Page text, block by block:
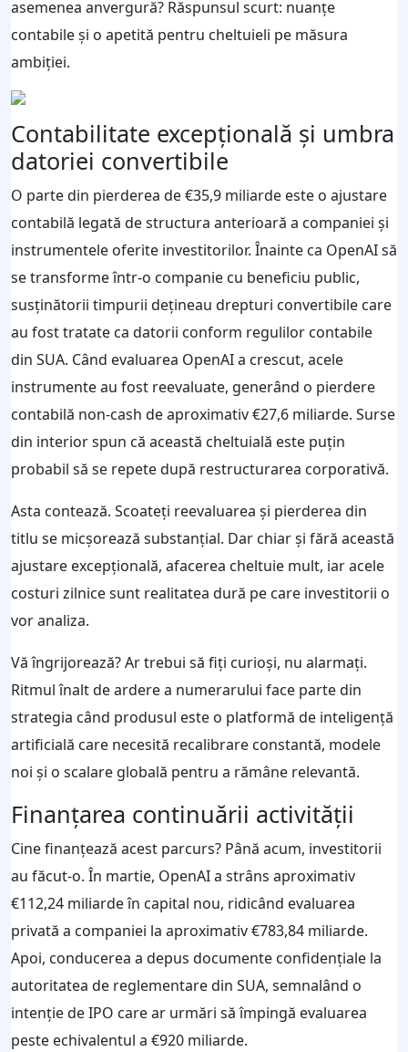
asemenea anvergură? Răspunsul scurt: nuanțe
contabile și o apetită pentru cheltuieli pe măsura
ambiției.
Contabilitate excepțională și umbra
datoriei convertibile
O parte din pierderea de €35,9 miliarde este o ajustare
contabilă legată de structura anterioară a companiei și
instrumentele oferite investitorilor. Înainte ca OpenAI să
se transforme într-o companie cu beneficiu public,
susținătorii timpurii dețineau drepturi convertibile care
au fost tratate ca datorii conform regulilor contabile
din SUA. Când evaluarea OpenAI a crescut, acele
instrumente au fost reevaluate, generând o pierdere
contabilă non-cash de aproximativ €27,6 miliarde. Surse
din interior spun că această cheltuială este puțin
probabil să se repete după restructurarea corporativă.
Asta contează. Scoateți reevaluarea și pierderea din
titlu se micșorează substanțial. Dar chiar și fără această
ajustare excepțională, afacerea cheltuie mult, iar acele
costuri zilnice sunt realitatea dură pe care investitorii o
vor analiza.
Vă îngrijorează? Ar trebui să fiți curioși, nu alarmați.
Ritmul înalt de ardere a numerarului face parte din
strategia când produsul este o platformă de inteligență
artificială care necesită recalibrare constantă, modele
noi și o scalare globală pentru a rămâne relevantă.
Finanțarea continuării activității
Cine finanțează acest parcurs? Până acum, investitorii
au făcut-o. În martie, OpenAI a strâns aproximativ
€112,24 miliarde în capital nou, ridicând evaluarea
privată a companiei la aproximativ €783,84 miliarde.
Apoi, conducerea a depus documente confidențiale la
autoritatea de reglementare din SUA, semnalând o
intenție de IPO care ar urmări să împingă evaluarea
peste echivalentul a €920 miliarde.